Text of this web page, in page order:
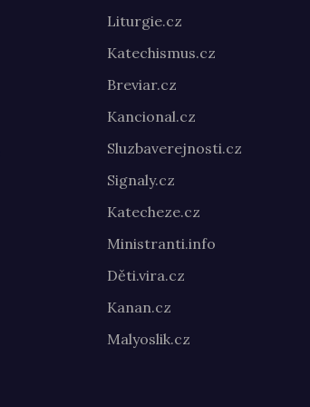
Liturgie.cz
Katechismus.cz
Breviar.cz
Kancional.cz
Sluzbaverejnosti.cz
Signaly.cz
Katecheze.cz
Ministranti.info
Děti.vira.cz
Kanan.cz
Malyoslik.cz